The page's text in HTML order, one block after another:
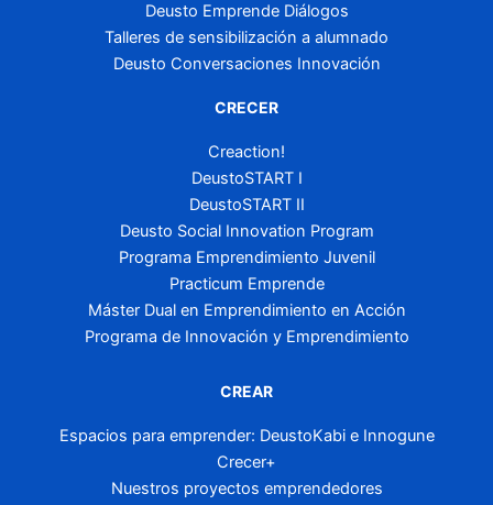
Deusto Emprende Diálogos
Talleres de sensibilización a alumnado
Deusto Conversaciones Innovación
CRECER
Creaction!
DeustoSTART I
DeustoSTART II
Deusto Social Innovation Program
Programa Emprendimiento Juvenil
Practicum Emprende
Máster Dual en Emprendimiento en Acción
Programa de Innovación y Emprendimiento
CREAR
Espacios para emprender: DeustoKabi e Innogune
Crecer+
Nuestros proyectos emprendedores